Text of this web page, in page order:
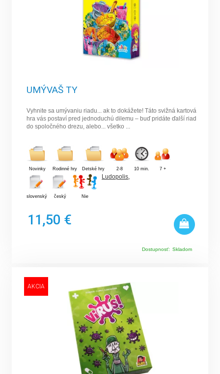
UMÝVAŠ TY
Vyhnite sa umývaniu riadu... ak to dokážete! Táto svižná kartová
hra vás postaví pred jednoduchú dilemu – buď pridáte ďalší riad
do spoločného drezu, alebo... všetko ...
Novinky Rodinné hry Detské hry 2-8 10 min. 7 +
slovenský český Nie
Ludopolis,
11,50 €
Dostupnosť: Skladom
AKCIA